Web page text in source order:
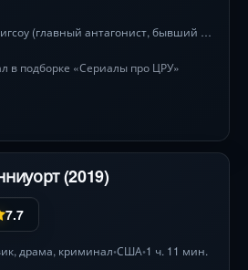
Билли Руссо / Джигсоу (главный антагонист, бывший друг Фрэнка)
в подборке «Сериалы про ЦРУ»
(2019)
7.7
, драма, криминал•США•1 ч. 11 мин.